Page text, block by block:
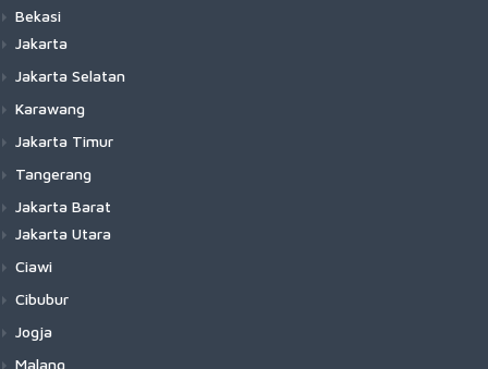
Bekasi
Jakarta
Jakarta Selatan
Karawang
Jakarta Timur
Tangerang
Jakarta Barat
Jakarta Utara
Ciawi
Cibubur
Jogja
Malang